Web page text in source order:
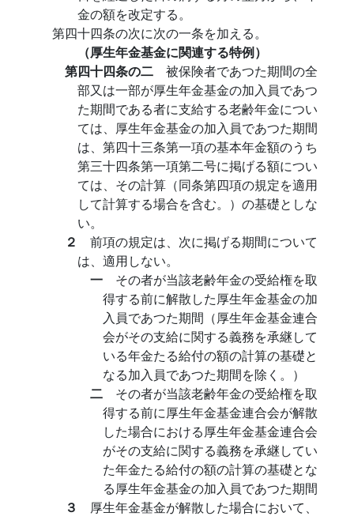
金の額を改定する。
第四十四条の次に次の一条を加える。
（厚生年金基金に関連する特例）
第四十四条の二 被保険者であつた期間の全
部又は一部が厚生年金基金の加入員であつ
た期間である者に支給する老齢年金につい
ては、厚生年金基金の加入員であつた期間
は、第四十三条第一項の基本年金額のうち
第三十四条第一項第二号に掲げる額につい
ては、その計算（同条第四項の規定を適用
して計算する場合を含む。）の基礎としな
い。
２ 前項の規定は、次に掲げる期間について
は、適用しない。
一 その者が当該老齢年金の受給権を取
得する前に解散した厚生年金基金の加
入員であつた期間（厚生年金基金連合
会がその支給に関する義務を承継して
いる年金たる給付の額の計算の基礎と
なる加入員であつた期間を除く。）
二 その者が当該老齢年金の受給権を取
得する前に厚生年金基金連合会が解散
した場合における厚生年金基金連合会
がその支給に関する義務を承継してい
た年金たる給付の額の計算の基礎とな
る厚生年金基金の加入員であつた期間
３ 厚生年金基金が解散した場合において、